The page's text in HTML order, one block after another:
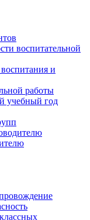
воспитательной
и
работы
учебный год